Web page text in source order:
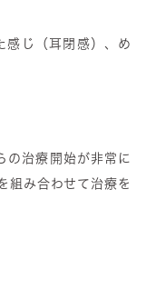
感じ（耳閉感）、め
の治療開始が非常に
組み合わせて治療を